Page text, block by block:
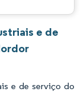
e de
e de serviço do